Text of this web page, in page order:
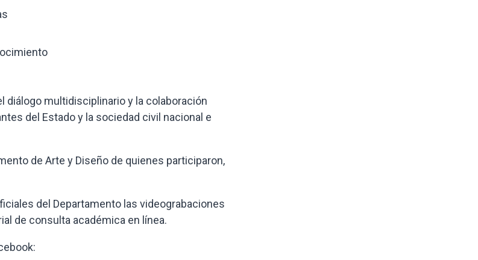
diálogo multidisciplinario y la colaboración
del Estado y la sociedad civil nacional e
de Arte y Diseño de quienes participaron,
del Departamento las videograbaciones
de consulta académica en línea.